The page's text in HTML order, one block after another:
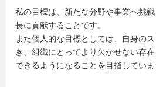
私の目標は、新たな分野や事業へ挑
長に貢献することです。
また個人的な目標としては、自身の
き、組織にとってより欠かせない存
できるようになることを目指していま